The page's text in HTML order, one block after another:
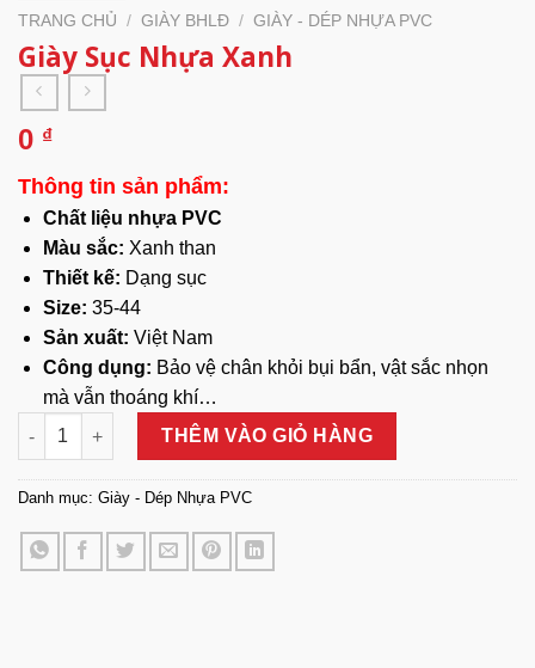
TRANG CHỦ / GIÀY BHLĐ / GIÀY - DÉP NHỰA PVC
Giày Sục Nhựa Xanh
0 ₫
Thông tin sản phẩm:
Chất liệu nhựa PVC
Màu sắc: Xanh than
Thiết kế: Dạng sục
Size: 35-44
Sản xuất: Việt Nam
Công dụng: Bảo vệ chân khỏi bụi bẩn, vật sắc nhọn
mà vẫn thoáng khí…
Giày Sục Nhựa Xanh số lượng
THÊM VÀO GIỎ HÀNG
Danh mục: Giày - Dép Nhựa PVC